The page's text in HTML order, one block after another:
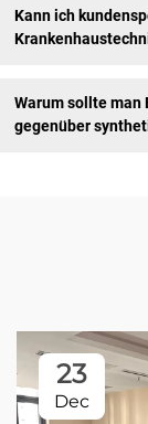
Kann ich
Warum sollte
gegenüber
23
Dec